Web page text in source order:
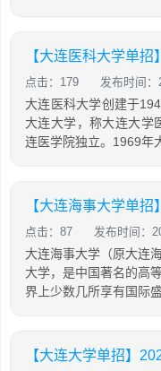
点击：179 发布时间：
大连医科大学创建于
大连大学，称大连大学
连医学院独立。1969年
点击：87 发布时间：
大连海事大学（原大连
大学，是中国著名的高
界上少数几所享有国际